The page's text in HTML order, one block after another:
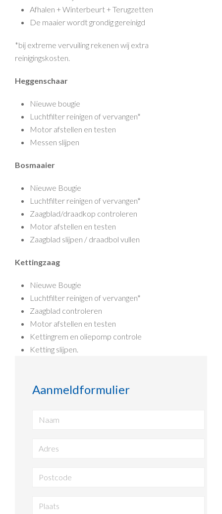
Afhalen + Winterbeurt + Terugzetten
De maaier wordt grondig gereinigd
*bij extreme vervuiling rekenen wij extra
reinigingskosten.
Heggenschaar
Nieuwe bougie
Luchtfilter reinigen of vervangen*
Motor afstellen en testen
Messen slijpen
Bosmaaier
Nieuwe Bougie
Luchtfilter reinigen of vervangen*
Zaagblad/draadkop controleren
Motor afstellen en testen
Zaagblad slijpen / draadbol vullen
Kettingzaag
Nieuwe Bougie
Luchtfilter reinigen of vervangen*
Zaagblad controleren
Motor afstellen en testen
Kettingrem en oliepomp controle
Ketting slijpen.
Aanmeldformulier